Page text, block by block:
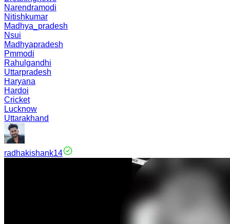
Narendramodi
Nitishkumar
Madhya_pradesh
Nsui
Madhyapradesh
Pmmodi
Rahulgandhi
Uttarpradesh
Haryana
Hardoi
Cricket
Lucknow
Uttarakhand
radhakishank14